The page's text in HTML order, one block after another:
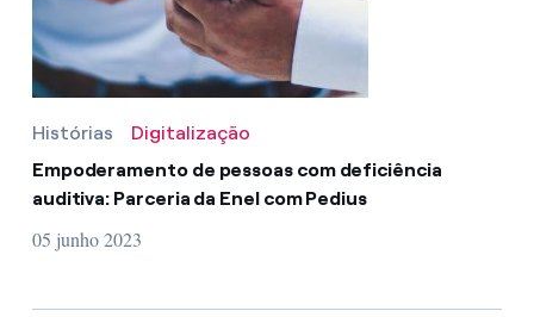
Histórias
Digitalização
Empoderamento de pessoas com deficiência
auditiva: Parceria da Enel com Pedius
05 junho 2023